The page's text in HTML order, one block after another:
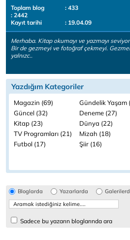
Toplam blog
: 433
: 2442
Kayıt tarihi
: 19.04.09
Merhaba. Kitap okumayı ve yazmayı
Bir de gezmeyi ve fotoğraf çekmeyi.
yalnızc..
Yazdığım Kategoriler
Magazin (69)
Gündelik Yaşam
Güncel (32)
Deneme (27)
Kitap (23)
Dünya (22)
TV Programları (21)
Mizah (18)
Futbol (17)
Şiir (16)
Bloglarda Yazarlarda
Sadece bu yazarın bloglarında ara